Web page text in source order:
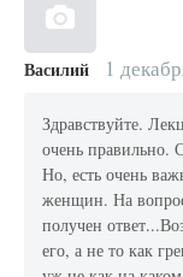
Василий 1
Здравствуйте.
очень правильно.
Но, есть очень
женщин. На
получен
его, а не то как